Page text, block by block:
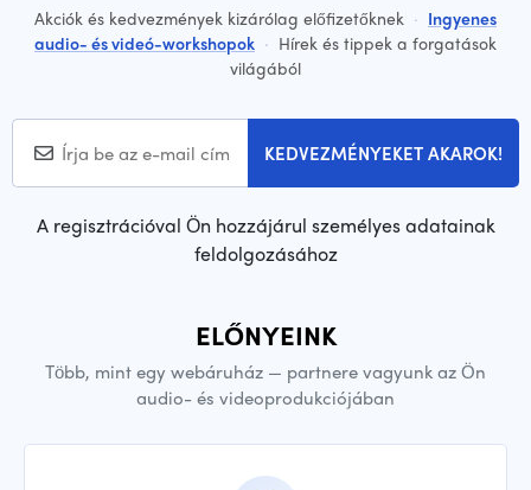
Akciók és kedvezmények kizárólag előfizetőknek · Ingyenes
audio- és videó-workshopok · Hírek és tippek a forgatások
világából
KEDVEZMÉNYEKET AKAROK!
A regisztrációval Ön hozzájárul személyes adatainak
feldolgozásához
ELŐNYEINK
Több, mint egy webáruház — partnere vagyunk az Ön
audio- és videoprodukciójában